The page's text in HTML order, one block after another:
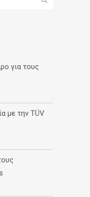
για τους
με την TÜV